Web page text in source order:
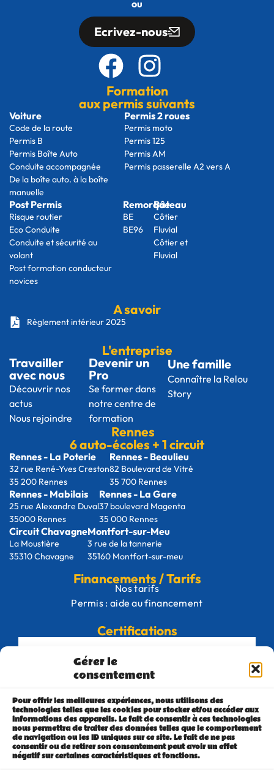
Gérer le
consentement
Pour offrir les meilleures expériences, nous utilisons des
technologies telles que les cookies pour stocker et/ou accéder aux
informations des appareils. Le fait de consentir à ces technologies
nous permettra de traiter des données telles que le comportement
de navigation ou les ID uniques sur ce site. Le fait de ne pas
consentir ou de retirer son consentement peut avoir un effet
négatif sur certaines caractéristiques et fonctions.
Rennes
6 auto-écoles + 1 circuit
Rennes - La Poterie
32 rue René-Yves Creston
35 200 Rennes
Rennes - Beaulieu
82 Boulevard de Vitré
35 700 Rennes
Rennes - Mabilais
25 rue Alexandre Duval
35000 Rennes
Rennes - La Gare
37 boulevard Magenta
35 000 Rennes
Circuit Chavagne
La Moustière
35310 Chavagne
Montfort-sur-Meu
3 rue de la tannerie
35160 Montfort-sur-meu
Financements / Tarifs
Nos tarifs
Permis : aide au financement
Certifications
Formation
aux permis suivants
Voiture
Code de la route
Permis B
Permis Boîte Auto
Conduite accompagnée
De la boîte auto. à la boîte
manuelle
Permis 2 roues
Permis moto
Permis 125
Permis AM
Permis passerelle A2 vers A
Post Permis
Risque routier
Eco Conduite
Conduite et sécurité au
volant
Post formation conducteur
novices
Remorque
BE
BE96
Bâteau
Côtier
Fluvial
Côtier et
Fluvial
A savoir
Règlement intérieur 2025
L'entreprise
Travailler
avec nous
Découvrir nos
actus
Nous rejoindre
Devenir un
Pro
Se former dans
notre centre de
formation
Une famille
Connaître la Relou
Story
ou
Ecrivez-nous